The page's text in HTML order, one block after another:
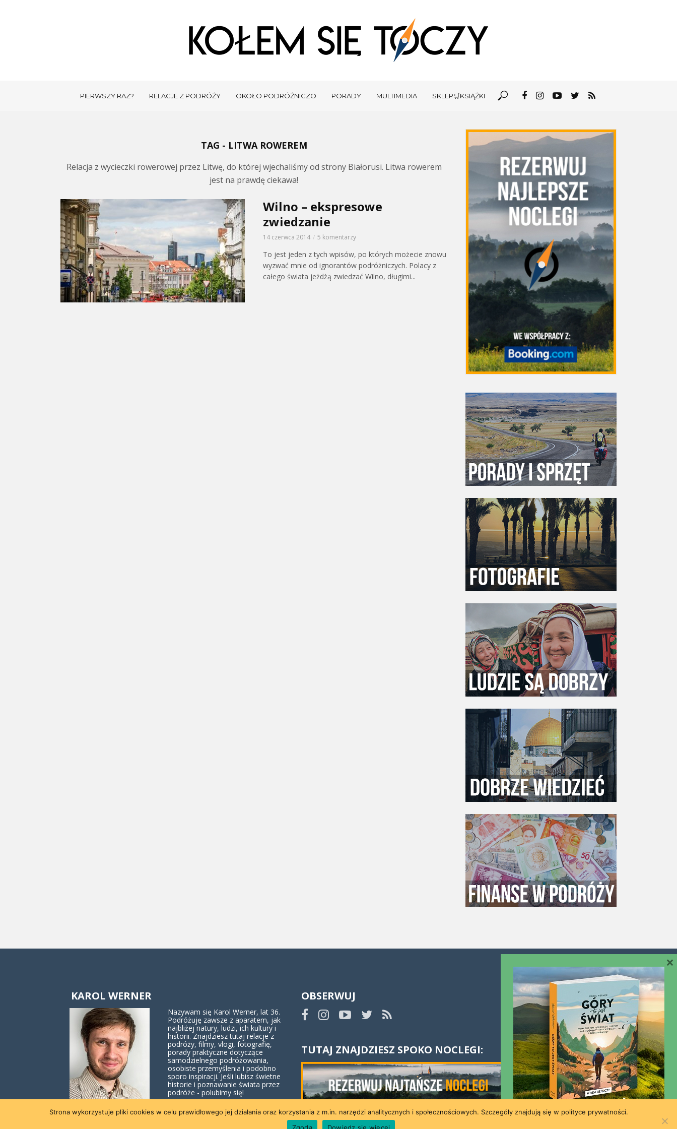
PIERWSZY RAZ? RELACJE Z PODRÓŻY OKOŁO PODRÓŻNICZO PORADY MULTIMEDIA SKLEP🛒KSIĄŻKI
TAG - LITWA ROWEREM
Relacja z wycieczki rowerowej przez Litwę, do której wjechaliśmy od strony Białorusi. Litwa rowerem
jest na prawdę ciekawa!
Wilno – ekspresowe
zwiedzanie
14 czerwca 2014 5 komentarzy
To jest jeden z tych wpisów, po których możecie znowu
wyzwać mnie od ignorantów podróżniczych. Polacy z
całego świata jeżdżą zwiedzać Wilno, długimi...
KAROL WERNER
Nazywam się Karol Werner, lat 36.
Podróżuję zawsze z aparatem, jak
najbliżej natury, ludzi, ich kultury i
historii. Znajdziesz tutaj relacje z
podróży, filmy, vlogi, fotografię,
porady praktyczne dotyczące
samodzielnego podróżowania,
osobiste przemyślenia i podobno
sporo inspiracji. Jeśli lubisz świetne
historie i poznawanie świata przez
podróże - polubimy się!
Więcej o mnie i blogu
OBSERWUJ
TUTAJ ZNAJDZIESZ SPOKO NOCLEGI:
Współpraca
Kontakt
Strona wykorzystuje pliki cookies w celu prawidłowego jej działania oraz korzystania z m.in. narzędzi analitycznych i społecznościowych. Szczegóły znajdują się w polityce prywatności.
Zgoda
Dowiedz się więcej
×